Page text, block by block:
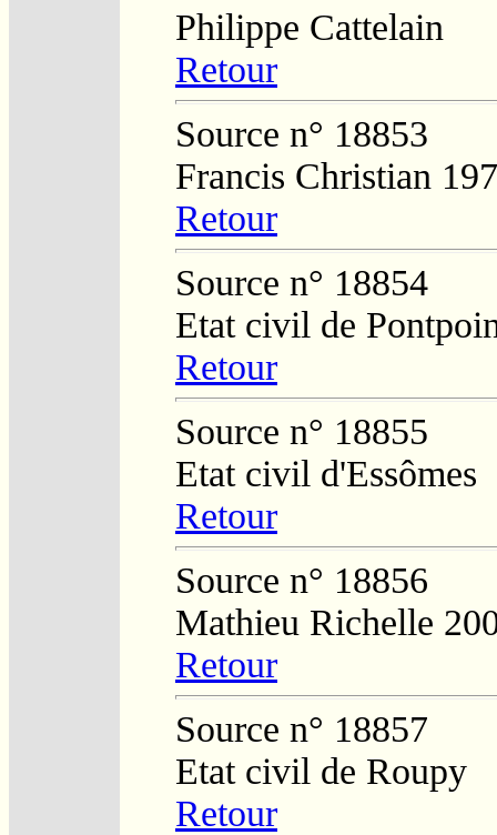
Philippe Cattelain
Retour
Source n° 18853
Francis Christian
Retour
Source n° 18854
Etat civil de
Retour
Source n° 18855
Etat civil d'Essômes
Retour
Source n° 18856
Mathieu Richelle
Retour
Source n° 18857
Etat civil de Roupy
Retour